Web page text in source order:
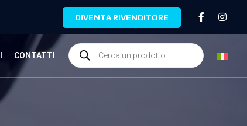
DIVENTA RIVENDITORE
CONTATTI